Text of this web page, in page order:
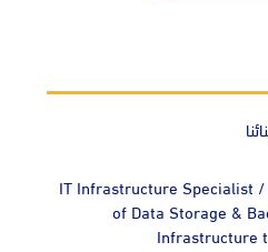
IT Infrastructure Specialist
of Data Storage &
Infrastructure